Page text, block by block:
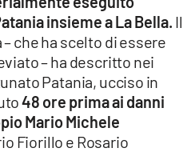
insieme a La Bella. Il
che ha scelto di essere
– ha descritto nei
Patania, ucciso in
48 ore prima ai danni
Mario Michele
Fiorillo e Rosario